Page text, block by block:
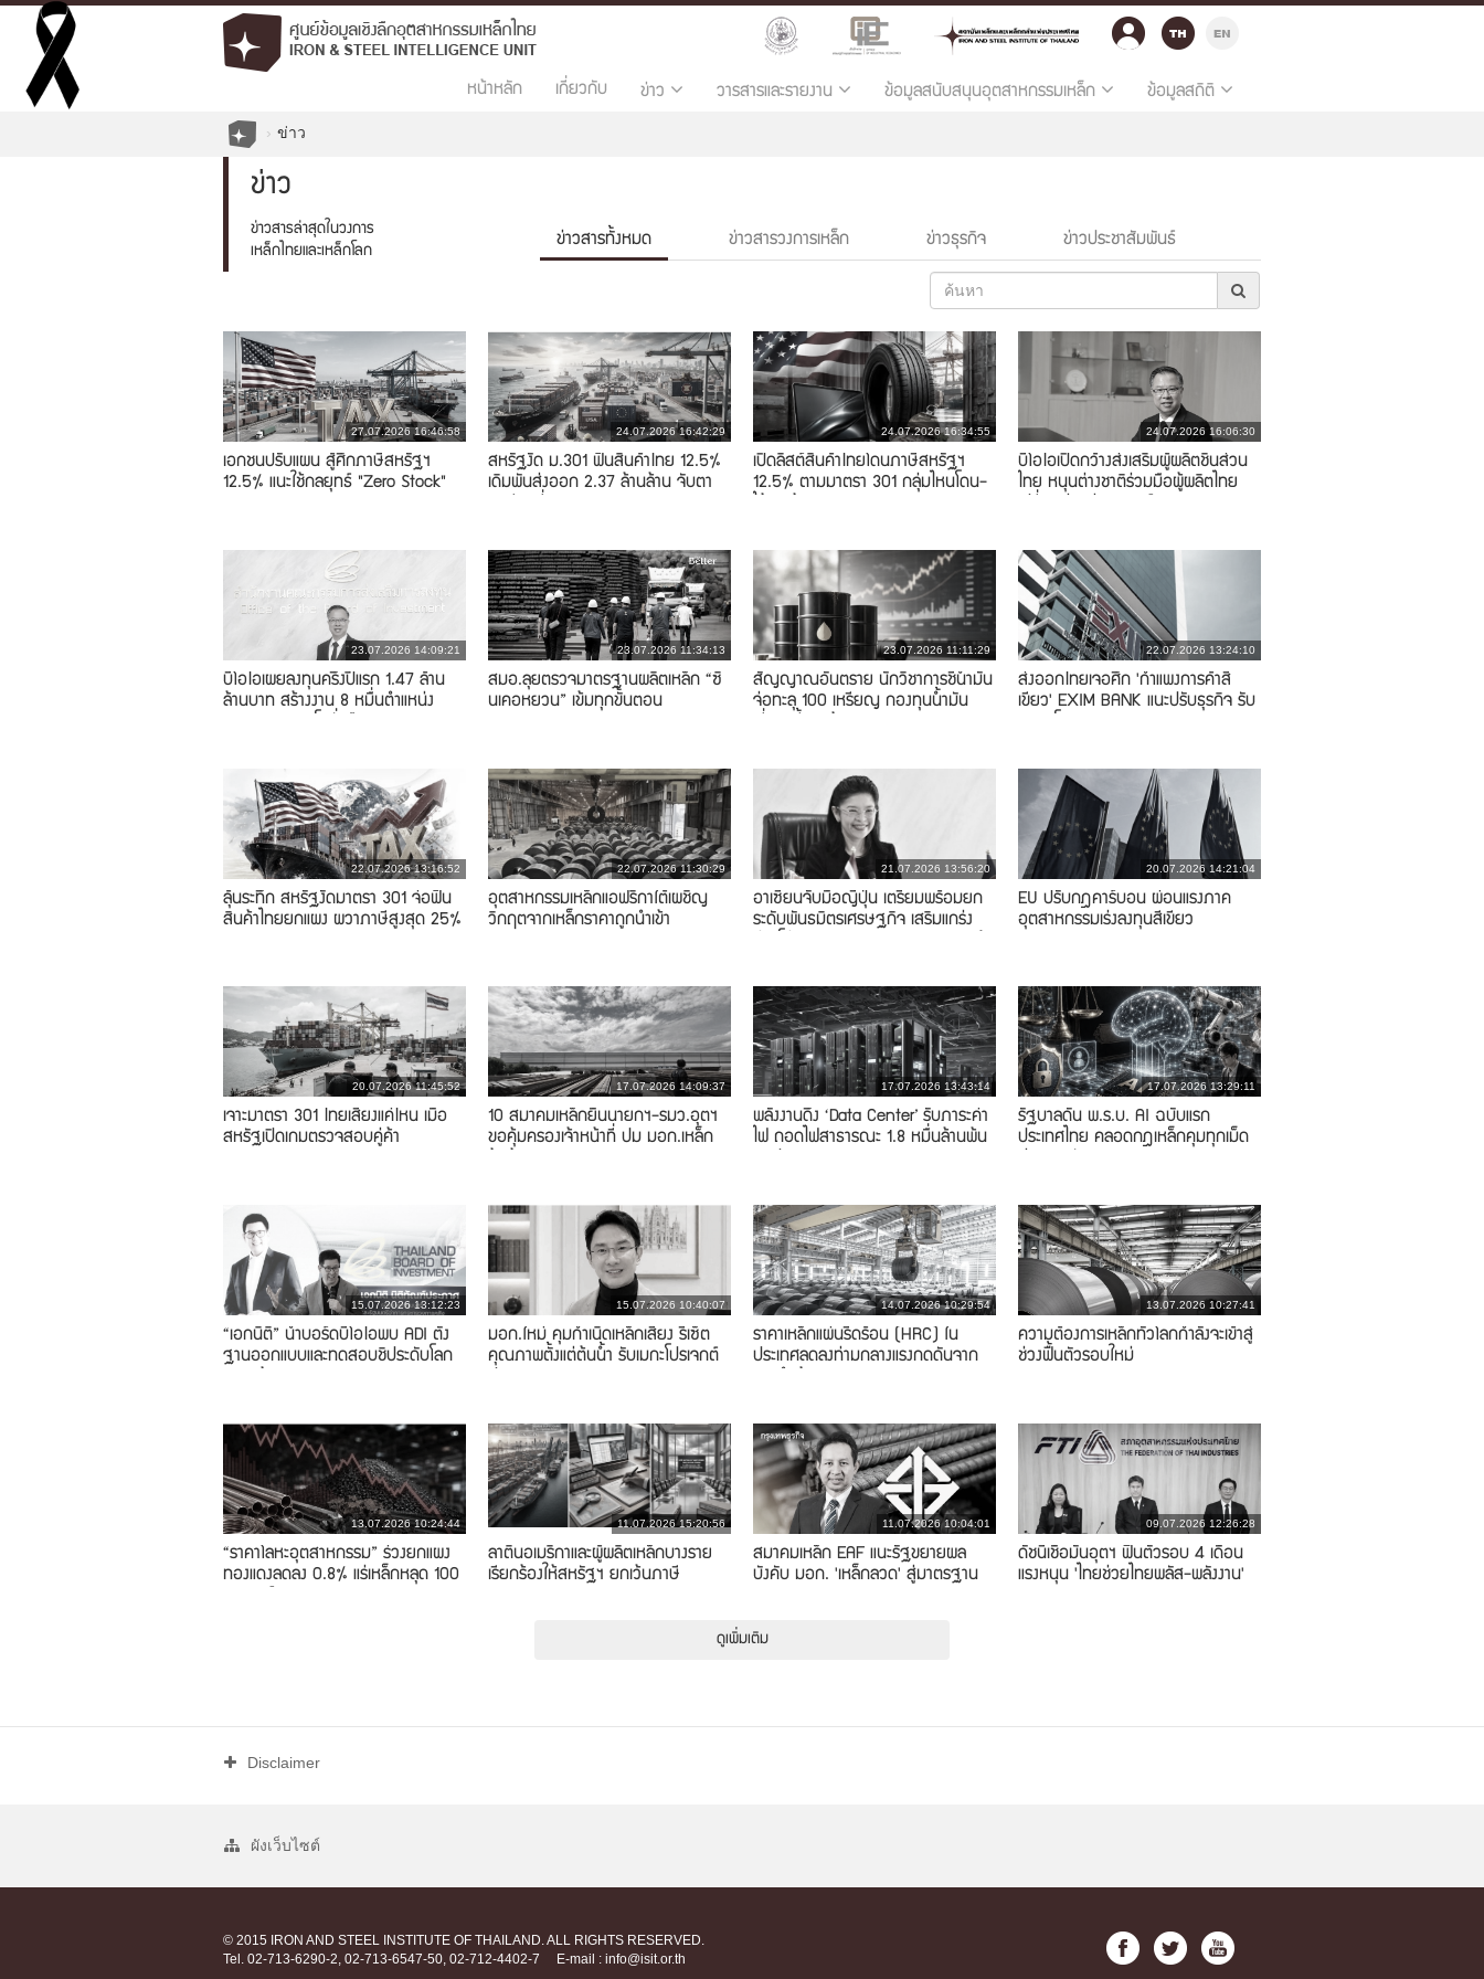
หน้าหลัก เกี่ยวกับ ข่าว วารสารและรายงาน ข้อมูลสนับสนุนอุตสาหกรรมเหล็ก ข้อมูลสถิติ
ข่าว
ข่าว
ข่าวสารล่าสุดในวงการ
เหล็กไทยและเหล็กโลก
ข่าวสารทั้งหมด ข่าวสารวงการเหล็ก ข่าวธุรกิจ ข่าวประชาสัมพันธ์
27.07.2026 16:46:58
เอกชนปรับแผน สู้ศึกภาษีสหรัฐฯ
12.5% แนะใช้กลยุทธ์ "Zero Stock"
24.07.2026 16:42:29
สหรัฐงัด ม.301 ฟันสินค้าไทย 12.5%
เดิมพันส่งออก 2.37 ล้านล้าน จับตา
24.07.2026 16:34:55
เปิดลิสต์สินค้าไทยโดนภาษีสหรัฐฯ
12.5% ตามมาตรา 301 กลุ่มไหนโดน-
24.07.2026 16:06:30
บีโอไอเปิดกว้างส่งเสริมผู้ผลิตชิ้นส่วน
ไทย หนุนต่างชาติร่วมมือผู้ผลิตไทย
23.07.2026 14:09:21
บีโอไอเผยลงทุนครึ่งปีแรก 1.47 ล้าน
ล้านบาท สร้างงาน 8 หมื่นตำแหน่ง
23.07.2026 11:34:13
สมอ.ลุยตรวจมาตรฐานผลิตเหล็ก “ซิ
นเคอหยวน” เข้มทุกขั้นตอน
23.07.2026 11:11:29
สัญญาณอันตราย นักวิชาการชี้น้ำมัน
จ่อทะลุ 100 เหรียญ กองทุนน้ำมัน
22.07.2026 13:24:10
ส่งออกไทยเจอศึก 'กำแพงการค้าสี
เขียว' EXIM BANK แนะปรับธุรกิจ รับ
22.07.2026 13:16:52
ลุ้นระทึก สหรัฐงัดมาตรา 301 จ่อฟัน
สินค้าไทยยกแผง ผวาภาษีสูงสุด 25%
22.07.2026 11:30:29
อุตสาหกรรมเหล็กแอฟริกาใต้เผชิญ
วิกฤตจากเหล็กราคาถูกนำเข้า
21.07.2026 13:56:20
อาเซียนจับมือญี่ปุ่น เตรียมพร้อมยก
ระดับพันธมิตรเศรษฐกิจ เสริมแกร่ง
20.07.2026 14:21:04
EU ปรับกฎคาร์บอน ผ่อนแรงภาค
อุตสาหกรรมเร่งลงทุนสีเขียว
20.07.2026 11:45:52
เจาะมาตรา 301 ไทยเสี่ยงแค่ไหน เมื่อ
สหรัฐเปิดเกมตรวจสอบคู่ค้า
17.07.2026 14:09:37
10 สมาคมเหล็กยื่นนายกฯ-รมว.อุตฯ
ขอคุ้มครองเจ้าหน้าที่ ปม มอก.เหล็ก
17.07.2026 13:43:14
พลังงานดึง ‘Data Center’ รับภาระค่า
ไฟ ถอดไฟสาธารณะ 1.8 หมื่นล้านพ้น
17.07.2026 13:29:11
รัฐบาลดัน พ.ร.บ. AI ฉบับแรก
ประเทศไทย คลอดกฎเหล็กคุมทุกเม็ด
15.07.2026 13:12:23
“เอกนิติ” นำบอร์ดบีโอไอพบ ADI ตั้ง
ฐานออกแบบและทดสอบชิประดับโลก
15.07.2026 10:40:07
มอก.ใหม่ คุมกำเนิดเหล็กเสี่ยง รีเซ็ต
คุณภาพตั้งแต่ต้นน้ำ รับเมกะโปรเจกต์
14.07.2026 10:29:54
ราคาเหล็กแผ่นรีดร้อน (HRC) ใน
ประเทศลดลงท่ามกลางแรงกดดันจาก
13.07.2026 10:27:41
ความต้องการเหล็กทั่วโลกกำลังจะเข้าสู่
ช่วงฟื้นตัวรอบใหม่
13.07.2026 10:24:44
“ราคาโลหะอุตสาหกรรม” ร่วงยกแผง
ทองแดงลดลง 0.8% แร่เหล็กหลุด 100
11.07.2026 15:20:56
ลาตินอเมริกาและผู้ผลิตเหล็กบางราย
เรียกร้องให้สหรัฐฯ ยกเว้นภาษี
11.07.2026 10:04:01
สมาคมเหล็ก EAF แนะรัฐขยายผล
บังคับ มอก. 'เหล็กลวด' สู่มาตรฐาน
09.07.2026 12:26:28
ดัชนีเชื่อมั่นอุตฯ ฟื้นตัวรอบ 4 เดือน
แรงหนุน 'ไทยช่วยไทยพลัส-พลังงาน'
ดูเพิ่มเติม
Disclaimer
ผังเว็บไซต์
© 2015 IRON AND STEEL INSTITUTE OF THAILAND. ALL RIGHTS RESERVED.
Tel. 02-713-6290-2, 02-713-6547-50, 02-712-4402-7 E-mail : info@isit.or.th